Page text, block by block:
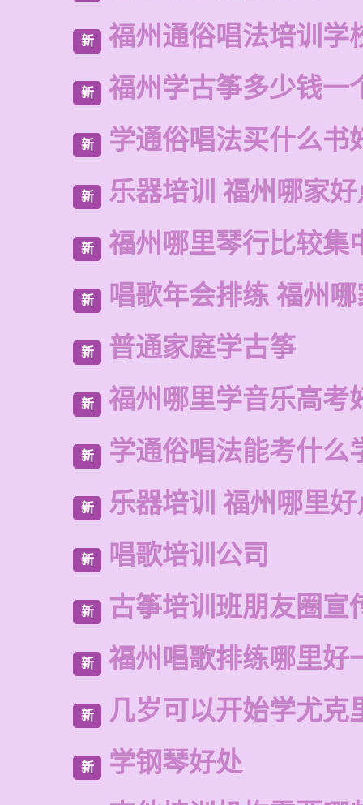
新 福州通俗唱法培训学
新 福州学古筝多少钱一
新 学通俗唱法买什么书
新 乐器培训 福州哪家
新 福州哪里琴行比较集
新 唱歌年会排练 福州
新 普通家庭学古筝
新 福州哪里学音乐高考
新 学通俗唱法能考什么
新 乐器培训 福州哪里
新 唱歌培训公司
新 古筝培训班朋友圈宣
新 福州唱歌排练哪里好
新 几岁可以开始学尤克
新
学钢琴好处